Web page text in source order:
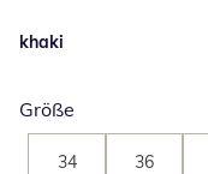
khaki
Größe
34 36